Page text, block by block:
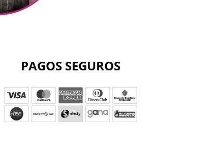
PAGOS SEGUROS